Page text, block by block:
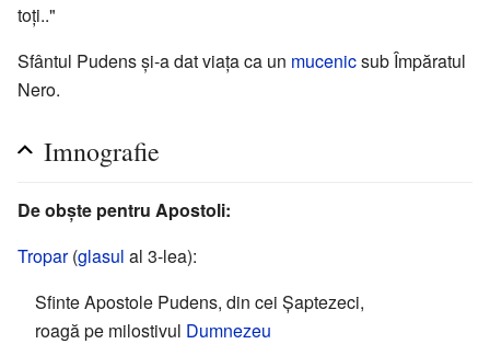
toți.."
Sfântul Pudens și-a dat viața ca un mucenicsub Împăratul
Nero.
Imnografie
De obște pentru Apostoli:
Tropar(glasul al 3-lea):
Sfinte Apostole Pudens, din cei Șaptezeci,
roagă pe milostivul Dumnezeu